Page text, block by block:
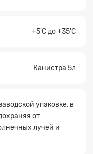
+5'С до +35'С
Канистра 5л
упаковке, в
от
лучей и